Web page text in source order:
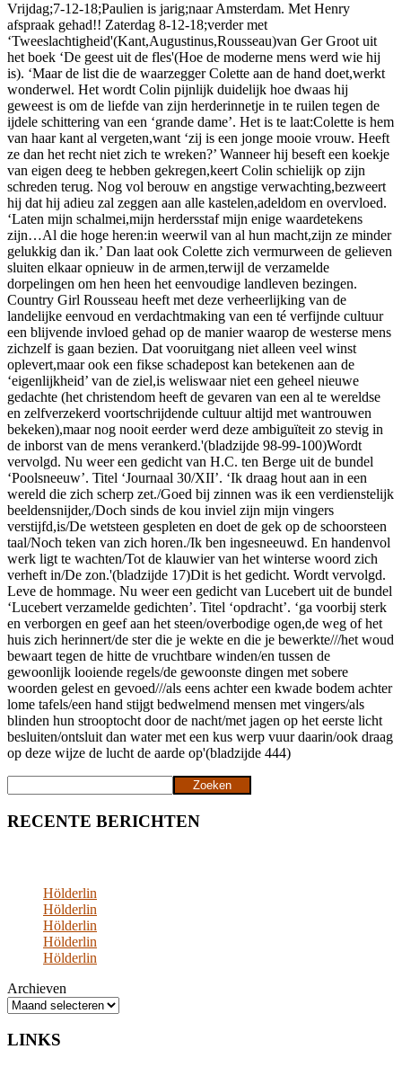
Vrijdag;7-12-18;Paulien is jarig;naar Amsterdam. Met Henry
afspraak gehad!! Zaterdag 8-12-18;verder met
‘Tweeslachtigheid'(Kant,Augustinus,Rousseau)van Ger Groot uit
het boek ‘De geest uit de fles'(Hoe de moderne mens werd wie hij
is). ‘Maar de list die de waarzegger Colette aan de hand doet,werkt
wonderwel. Het wordt Colin pijnlijk duidelijk hoe dwaas hij
geweest is om de liefde van zijn herderinnetje in te ruilen tegen de
ijdele schittering van een ‘grande dame’. Het is te laat:Colette is hem
van haar kant al vergeten,want ‘zij is een jonge mooie vrouw. Heeft
ze dan het recht niet zich te wreken?’ Wanneer hij beseft een koekje
van eigen deeg te hebben gekregen,keert Colin schielijk op zijn
schreden terug. Nog vol berouw en angstige verwachting,bezweert
hij dat hij adieu zal zeggen aan alle kastelen,adeldom en overvloed.
‘Laten mijn schalmei,mijn herdersstaf mijn enige waardetekens
zijn…Al die hoge heren:in weerwil van al hun macht,zijn ze minder
gelukkig dan ik.’ Dan laat ook Colette zich vermurween de gelieven
sluiten elkaar opnieuw in de armen,terwijl de verzamelde
dorpelingen om hen heen het eenvoudige landleven bezingen.
Country Girl Rousseau heeft met deze verheerlijking van de
landelijke eenvoud en verdachtmaking van een té verfijnde cultuur
een blijvende invloed gehad op de manier waarop de westerse mens
zichzelf is gaan bezien. Dat vooruitgang niet alleen veel winst
oplevert,maar ook een fikse schadepost kan betekenen aan de
‘eigenlijkheid’ van de ziel,is weliswaar niet een geheel nieuwe
gedachte (het christendom heeft de gevaren van een al te wereldse
en zelfverzekerd voortschrijdende cultuur altijd met wantrouwen
bekeken),maar nog nooit eerder werd deze ambiguïteit zo stevig in
de inborst van de mens verankerd.'(bladzijde 98-99-100)Wordt
vervolgd. Nu weer een gedicht van H.C. ten Berge uit de bundel
‘Poolsneeuw’. Titel ‘Journaal 30/XII’. ‘Ik draag hout aan in een
wereld die zich scherp zet./Goed bij zinnen was ik een verdienstelijk
beeldensnijder,/Doch sinds de kou inviel zijn mijn vingers
verstijfd,is/De wetsteen gespleten en doet de gek op de schoorsteen
taal/Noch teken van zich horen./Ik ben ingesneeuwd. En handenvol
werk ligt te wachten/Tot de klauwier van het winterse woord zich
verheft in/De zon.'(bladzijde 17)Dit is het gedicht. Wordt vervolgd.
Leve de hommage. Nu weer een gedicht van Lucebert uit de bundel
‘Lucebert verzamelde gedichten’. Titel ‘opdracht’. ‘ga voorbij sterk
en verborgen en geef aan het steen/overbodige ogen,de weg of het
huis zich herinnert/de ster die je wekte en die je bewerkte///het woud
bewaart tegen de hitte de vruchtbare winden/en tussen de
gewoonlijk looiende regels/de gewoonste dingen met sobere
woorden gelest en gevoed///als eens achter een kwade bodem achter
lome tafels/een hand stijgt bedwelmend mensen met vingers/als
blinden hun strooptocht door de nacht/met jagen op het eerste licht
besluiten/ontsluit dan water met een kus werp vuur daarin/ook draag
op deze wijze de lucht de aarde op'(bladzijde 444)
Zoeken
RECENTE BERICHTEN
Hölderlin
Hölderlin
Hölderlin
Hölderlin
Hölderlin
Archieven
LINKS